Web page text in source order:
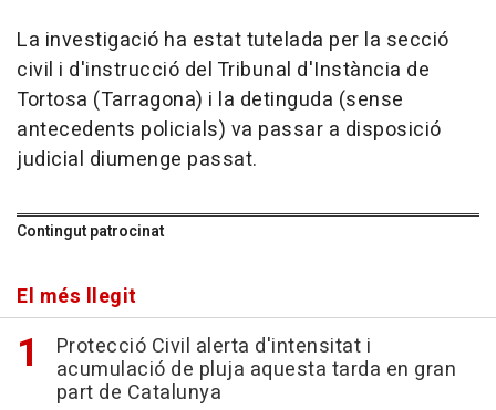
La investigació ha estat tutelada per la secció
civil i d'instrucció del Tribunal d'Instància de
Tortosa (Tarragona) i la detinguda (sense
antecedents policials) va passar a disposició
judicial diumenge passat.
Contingut patrocinat
El més llegit
Protecció Civil alerta d'intensitat i
acumulació de pluja aquesta tarda en gran
part de Catalunya